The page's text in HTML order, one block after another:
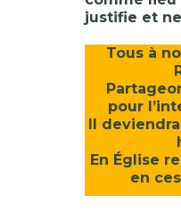
justifie et
Tous à
pour
Il
En Église
en